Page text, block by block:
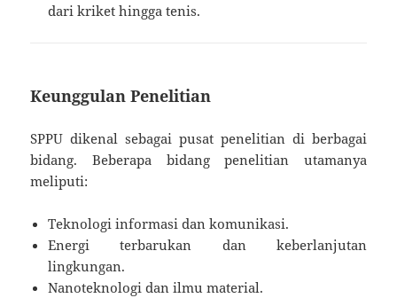
dari kriket hingga tenis.
Keunggulan Penelitian
SPPU dikenal sebagai pusat penelitian di berbagai
bidang. Beberapa bidang penelitian utamanya
meliputi:
Teknologi informasi dan komunikasi.
Energi terbarukan dan keberlanjutan
lingkungan.
Nanoteknologi dan ilmu material.